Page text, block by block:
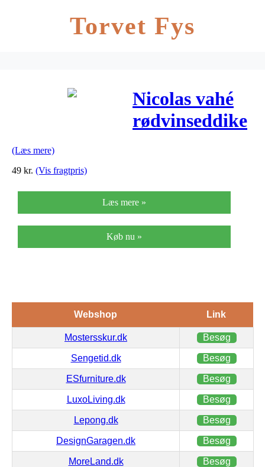
Torvet Fys
Nicolas vahé
rødvinseddike
(Læs mere)
49 kr. (Vis fragtpris)
Læs mere »
Køb nu »
Webshop Link
Mostersskur.dk Besøg
Sengetid.dk Besøg
ESfurniture.dk Besøg
LuxoLiving.dk Besøg
Lepong.dk Besøg
DesignGaragen.dk Besøg
MoreLand.dk Besøg